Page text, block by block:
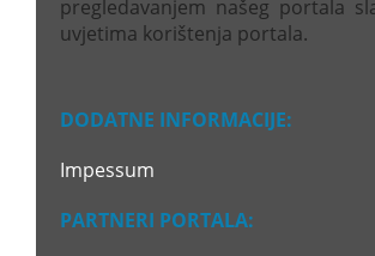
pregledavanjem našeg portala
uvjetima korištenja portala.
DODATNE INFORMACIJE:
Impessum
PARTNERI PORTALA: